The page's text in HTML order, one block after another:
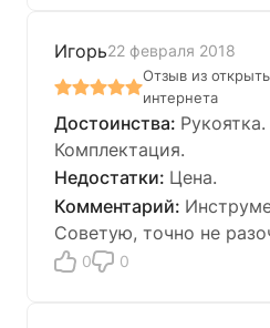
Игорь22 февраля 2018
Отзыв из
интернета
Комплектация.
Цена.
Советую, точно не
0 0